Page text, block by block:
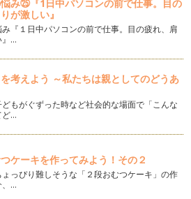
び、大いにさせましょう。なぜなら、
激し、好奇…
すが、読み聞かせは子どもの語彙を増
は出てこない…
１
や感性、感受性を養います。 子ども
…
いえば、五感の刺激がたくさん与え
み㉕『1日中パソコンの前で仕事。目の
が激しい』
『１日中パソコンの前で仕事。目の疲れ、肩
』…
を考えよう ～私たちは親としてのどうあ
もがぐずった時など社会的な場面で「こんな
ど…
ケーキを作ってみよう！その２
っぴり難しそうな「２段おむつケーキ」の作
、…